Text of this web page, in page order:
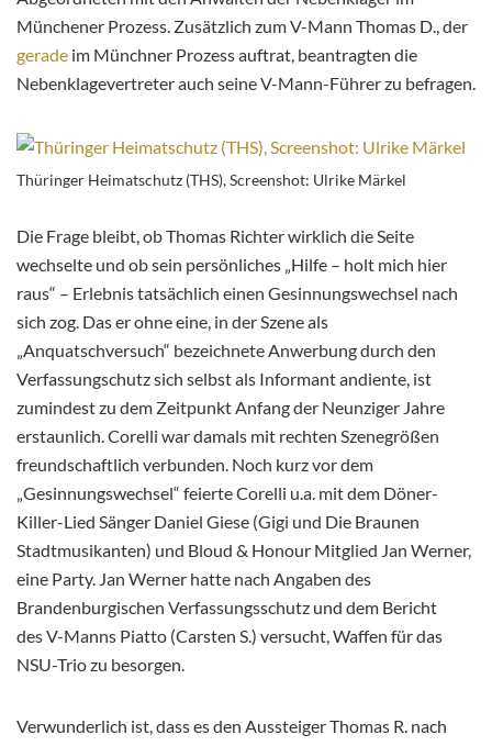
Münchener Prozess. Zusätzlich zum V-Mann Thomas D., der
gerade im Münchner Prozess auftrat, beantragten die
Nebenklagevertreter auch seine V-Mann-Führer zu befragen.
Thüringer Heimatschutz (THS), Screenshot: Ulrike Märkel
Die Frage bleibt, ob Thomas Richter wirklich die Seite
wechselte und ob sein persönliches „Hilfe – holt mich hier
raus“ – Erlebnis tatsächlich einen Gesinnungswechsel nach
sich zog. Das er ohne eine, in der Szene als
„Anquatschversuch“ bezeichnete Anwerbung durch den
Verfassungschutz sich selbst als Informant andiente, ist
zumindest zu dem Zeitpunkt Anfang der Neunziger Jahre
erstaunlich. Corelli war damals mit rechten Szenegrößen
freundschaftlich verbunden. Noch kurz vor dem
„Gesinnungswechsel“ feierte Corelli u.a. mit dem Döner-
Killer-Lied Sänger Daniel Giese (Gigi und Die Braunen
Stadtmusikanten) und Bloud & Honour Mitglied Jan Werner,
eine Party. Jan Werner hatte nach Angaben des
Brandenburgischen Verfassungsschutz und dem Bericht
des V-Manns Piatto (Carsten S.) versucht, Waffen für das
NSU-Trio zu besorgen.
Verwunderlich ist, dass es den Aussteiger Thomas R. nach